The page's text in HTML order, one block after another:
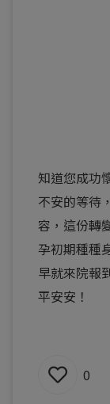
知道您成功
不安的等待
容，這份轉
孕初期種種
早就來院報
平安安！
0